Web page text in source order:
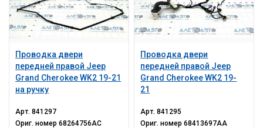
Проводка двери
передней правой Jeep
Grand Cherokee WK2 19-21
на ручку
Арт.841297
Ориг. номер68264756AC
Проводка двери
передней правой Jeep
Grand Cherokee WK2 19-
21
Арт.841295
Ориг. номер68413697AA